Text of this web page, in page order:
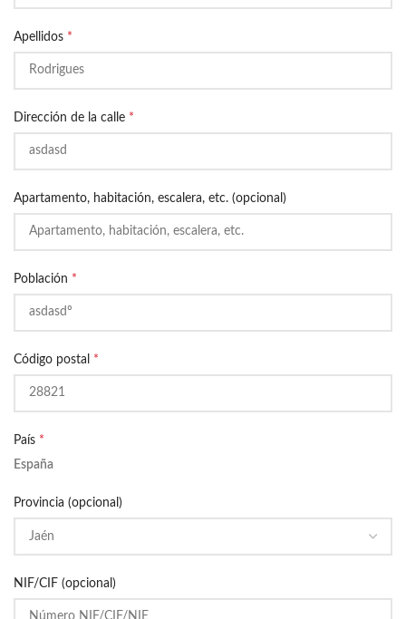
Apellidos *
Dirección de la calle *
Apartamento, habitación, escalera, etc. (opcional)
Población *
Código postal *
País *
España
Provincia (opcional)
NIF/CIF (opcional)